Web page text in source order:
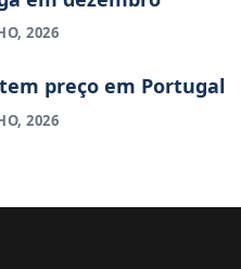
2026
tem preço em Portugal
2026